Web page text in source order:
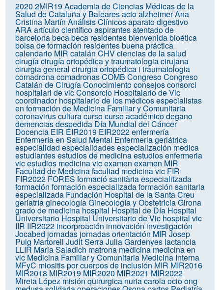
2020 2MIR19 Academia de Ciencias Médicas de la
Salud de Cataluña y BalearesactoalzheimerAna
Cristina Martín Análisis Clínicosaparato digestivo
ARAartículo científicoaspirantesatentado de
barcelonabecabeca residentesbienvenidabioética
bolsa de formación residentesbuena práctica
calendario MIR catalán CHVciencias de la salud
cirugíacirugía ortopédica y traumatologiacirujana
cirurgia general cirurgia ortopédica i traumatologia
comadronacomadronasCOMB CongresoCongreso
Catalán de CirugíaConocimientoconsejosconsorci
hospitalari de vicConsorcio Hospitalario de Vic
coordinador hospitalario de los médicos especialistas
en formación de Medicina Familiar y Comunitaria
coronavirusculturacursocurso académicodegano
demenciasdespedida Día Mundial del Cáncer
Docencia EIR EIR2019 EIR2022enfermería
Enfermería en Salud Mental Enfermeria geriátrica
especialidad especialidadesespecialización medica
estudiantesestudios de medicinaestudios enfermeria
vicestudios medicina vicexamen examen MIR
Facultad de Medicinafacultad medicina vic FIR
FIR2022 FORES formació sanitària especialitzada
formación formación especializadaformación sanitaria
especializada Fundación Hospital de la Santa Creu
geriatríaginecologíaGinecología y ObstetriciaGirona
grado de medicina hospital Hospital de Día Hospital
Universitario Hospital Universitario de Vic hospital vic
IIR IIR2022 incorproación innovación investigación
Jocabed jornadas jornadas orientación MIR Josep
Puig Martorell Judit SerraJulia Gardenyes lactancia
LLIR Maria Saladich matrona medicina medicina en
vic Medicina Familiar y Comunitaria Medicina Interna
MFyC miositis por cuerpos de inclusión MIR MIR2016
MIR2018 MIR2019 MIR2020 MIR2021 MIR2022
Mireia López misión quirurgica nuria carolaocioong